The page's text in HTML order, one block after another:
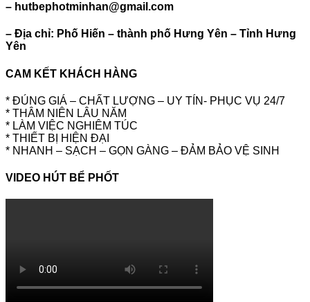
– hutbephotminhan@gmail.com
– Địa chỉ: Phố Hiến – thành phố Hưng Yên – Tỉnh Hưng
Yên
CAM KẾT KHÁCH HÀNG
* ĐÚNG GIÁ – CHẤT LƯỢNG – UY TÍN- PHỤC VỤ 24/7
* THÂM NIÊN LÂU NĂM
* LÀM VIỆC NGHIÊM TÚC
* THIẾT BỊ HIỆN ĐẠI
* NHANH – SẠCH – GỌN GÀNG – ĐẢM BẢO VỆ SINH
VIDEO HÚT BỂ PHỐT